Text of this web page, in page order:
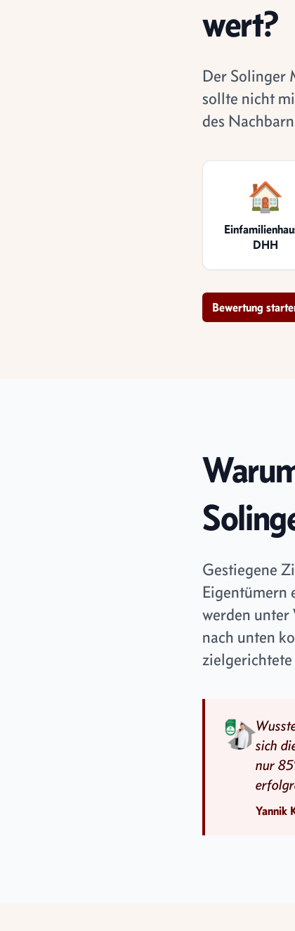
wert?
Der Solinger
sollte nicht
des
🏠
DHH
Bewertung
Gestiegene
Eigentümern
werden unter
nach unten
sich
nur
Yannik